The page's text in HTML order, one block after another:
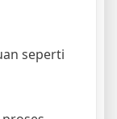
seperti